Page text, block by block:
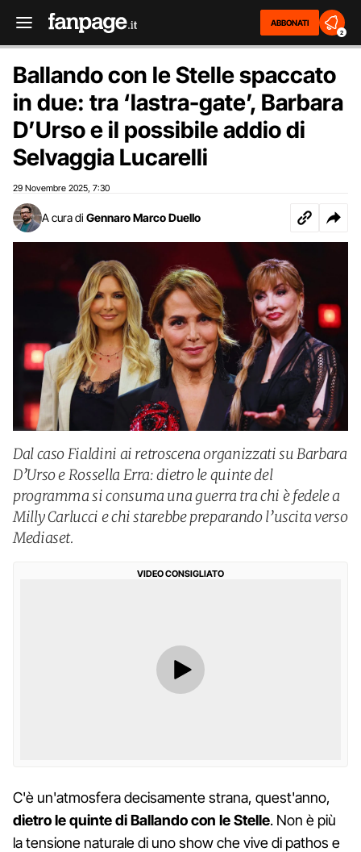
ABBONATI
2
Ballando con le Stelle spaccato
in due: tra ‘lastra-gate’, Barbara
D’Urso e il possibile addio di
Selvaggia Lucarelli
29 Novembre 2025 7:30
A cura di Gennaro Marco Duello
Dal caso Fialdini ai retroscena organizzati su Barbara
D’Urso e Rossella Erra: dietro le quinte del
programma si consuma una guerra tra chi è fedele a
Milly Carlucci e chi starebbe preparando l’uscita verso
Mediaset.
VIDEO CONSIGLIATO
C'è un'atmosfera decisamente strana, quest'anno,
dietro le quinte di Ballando con le Stelle. Non è più
la tensione naturale di uno show che vive di pathos e